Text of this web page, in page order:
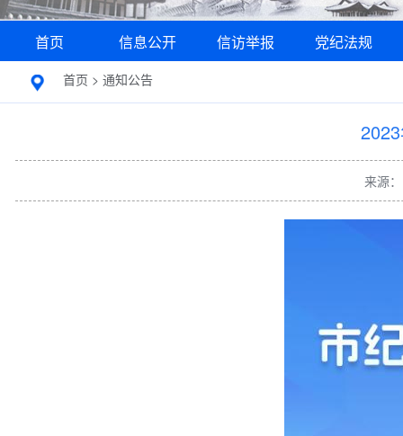
首页 信息公开 信访举报 党纪法规
首页 > 通知公告
来源：